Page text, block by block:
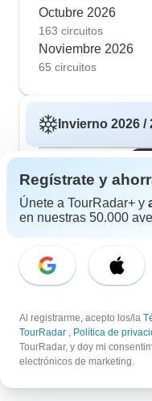
Octubre 2026
163 circuitos
Noviembre 2026
65 circuitos
Invierno 2026 /
Diciembre 2026
32 circuitos
Marzo 2027
40 circuitos
82 circuitos
Mayo 2027
popular
97 circuitos
Regístrate y
Únete a TourRadar+ y
en nuestras 50.000
Al registrarme, acepto los/la
TourRadar , Política de
TourRadar, y doy mi
electrónicos de marketing.